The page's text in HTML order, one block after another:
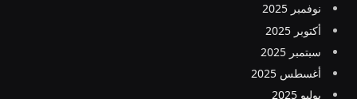
نوفمبر 2025
أكتوبر 2025
سبتمبر 2025
أغسطس 2025
يوليو 2025